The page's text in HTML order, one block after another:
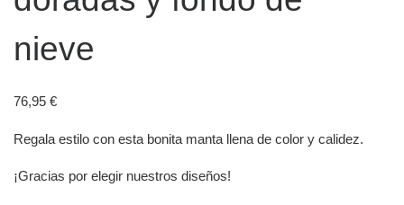
nieve
76,95 €
Regala estilo con esta bonita manta llena de color y calidez.
¡Gracias por elegir nuestros diseños!